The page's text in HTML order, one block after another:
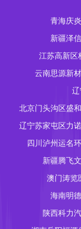
青海庆
新疆泽
江苏高新区
云南思源新
北京门头沟区盛
辽宁苏家屯区力
四川泸州运名
新疆腾飞
澳门涛览
海南明
陕西科力